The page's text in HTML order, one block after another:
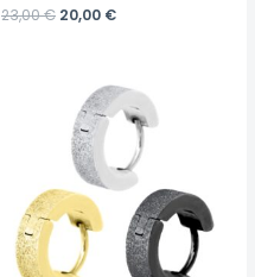
23,00€ 20,00 €